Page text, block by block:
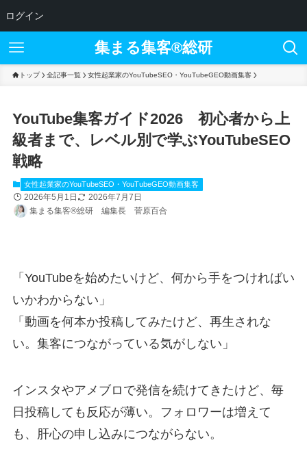
ログイン
集まる集客®︎総研
トップ 全記事一覧 女性起業家のYouTubeSEO・YouTubeGEO動画集客
YouTube集客ガイド2026 初心者から上
級者まで、レベル別で学ぶYouTubeSEO
戦略
女性起業家のYouTubeSEO・YouTubeGEO動画集客
2026年5月1日
2026年7月7日
集まる集客®総研 編集長 菅原百合
「YouTubeを始めたいけど、何から手をつければい
いかわからない」
「動画を何本か投稿してみたけど、再生されな
い。集客につながっている気がしない」
インスタやアメブロで発信を続けてきたけど、毎
日投稿しても反応が薄い。フォロワーは増えて
も、肝心の申し込みにつながらない。